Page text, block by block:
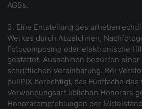
AGBs.
3. Eine Entstellung des
Werkes durch Abzeichnen,
Fotocomposing oder elektronische
gestattet. Ausnahmen bedürfen
schriftlichen Vereinbarung. Bei
pullPIX berechtigt, das Fünffache des
Verwendungsart üblichen Honorars
Honorarempfehlungen der